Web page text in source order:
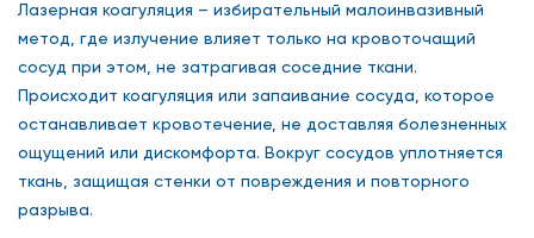
Лазерная коагуляция – избирательный малоинвазивный
метод, где излучение влияет только на кровоточащий
сосуд при этом, не затрагивая соседние ткани.
Происходит коагуляция или запаивание сосуда, которое
останавливает кровотечение, не доставляя болезненных
ощущений или дискомфорта. Вокруг сосудов уплотняется
ткань, защищая стенки от повреждения и повторного
разрыва.